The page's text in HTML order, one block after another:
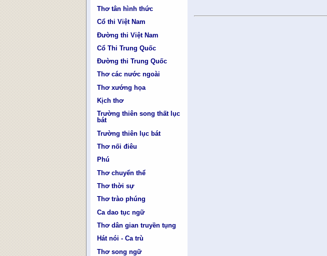
Thơ tân hình thức
Cổ thi Việt Nam
Đường thi Việt Nam
Cổ Thi Trung Quốc
Đường thi Trung Quốc
Thơ các nước ngoài
Thơ xướng họa
Kịch thơ
Trường thiên song thất lục
bát
Trường thiên lục bát
Thơ nối điêu
Phú
Thơ chuyển thể
Thơ thời sự
Thơ trào phúng
Ca dao tục ngữ
Thơ dân gian truyền tụng
Hát nói - Ca trù
Thơ song ngữ